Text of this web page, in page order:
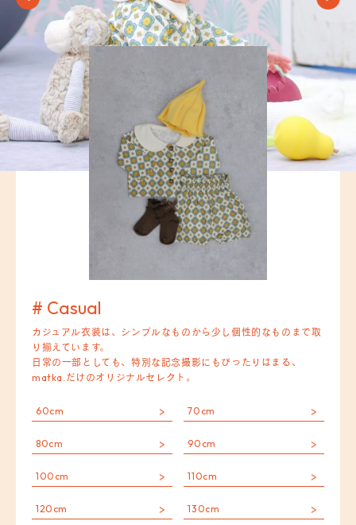
# Casual
カジュアル衣装は、シンプルなものから少し個性的なものまで取
り揃えています。
日常の一部としても、特別な記念撮影にもぴったりはまる、
matka.だけのオリジナルセレクト。
60cm 70cm
80cm 90cm
100cm 110cm
120cm 130cm